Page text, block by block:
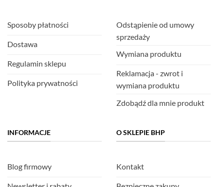
Sposoby płatności
Dostawa
Regulamin sklepu
Polityka prywatności
Odstąpienie od umowy
sprzedaży
Wymiana produktu
Reklamacja - zwrot i
wymiana produktu
Zdobądź dla mnie produkt
INFORMACJE
Blog firmowy
O SKLEPIE BHP
Kontakt